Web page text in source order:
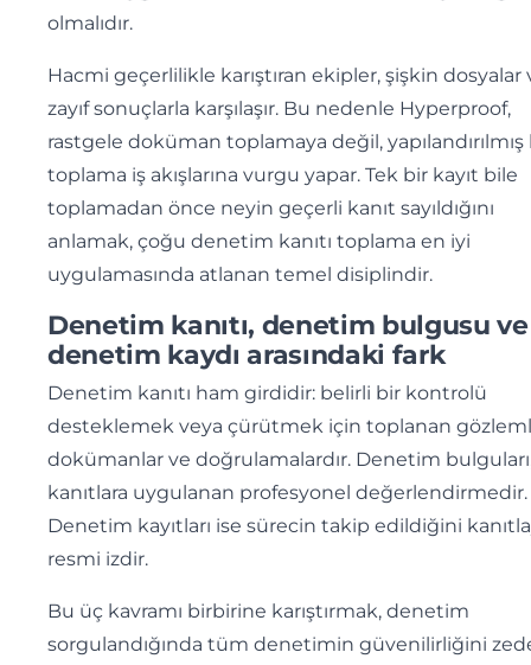
olmalıdır.
Hacmi geçerlilikle karıştıran ekipler, şişkin dosyalar
zayıf sonuçlarla karşılaşır. Bu nedenle Hyperproof,
rastgele doküman toplamaya değil, yapılandırılmış
toplama iş akışlarına vurgu yapar. Tek bir kayıt bile
toplamadan önce neyin geçerli kanıt sayıldığını
anlamak, çoğu denetim kanıtı toplama en iyi
uygulamasında atlanan temel disiplindir.
Denetim kanıtı, denetim bulgusu ve
denetim kaydı arasındaki fark
Denetim kanıtı ham girdidir: belirli bir kontrolü
desteklemek veya çürütmek için toplanan
dokümanlar ve doğrulamalardır. Denetim
kanıtlara uygulanan profesyonel değerlendirmedir.
Denetim kayıtları ise sürecin takip edildiğini
resmi izdir.
Bu üç kavramı birbirine karıştırmak, denetim
sorgulandığında tüm denetimin güvenilirliğini